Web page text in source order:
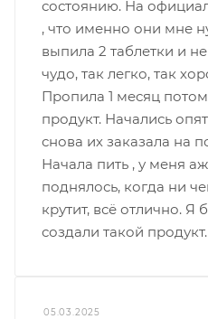
состоянию. На
, что именно они мне
выпила 2 таблетки и
чудо, так легко, так
Пропила 1 месяц
продукт. Начались
снова их заказала на
Начала пить , у меня
поднялось, когда ни
крутит, всё отлично. Я
создали такой продукт.
05.03.2025